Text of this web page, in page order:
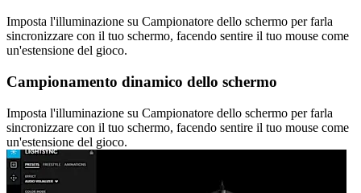
Imposta l'illuminazione su Campionatore dello schermo per farla
sincronizzare con il tuo schermo, facendo sentire il tuo mouse come
un'estensione del gioco.
Campionamento dinamico dello schermo
Imposta l'illuminazione su Campionatore dello schermo per farla
sincronizzare con il tuo schermo, facendo sentire il tuo mouse come
un'estensione del gioco.